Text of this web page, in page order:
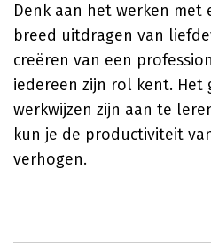
Denk aan het werken met
breed uitdragen van
creëren van een
iedereen zijn rol kent. Het
werkwijzen zijn aan te
kun je de productiviteit
verhogen.